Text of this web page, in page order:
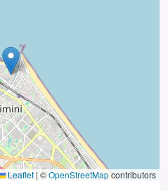
Leaflet|©OpenStreetMapcontributors